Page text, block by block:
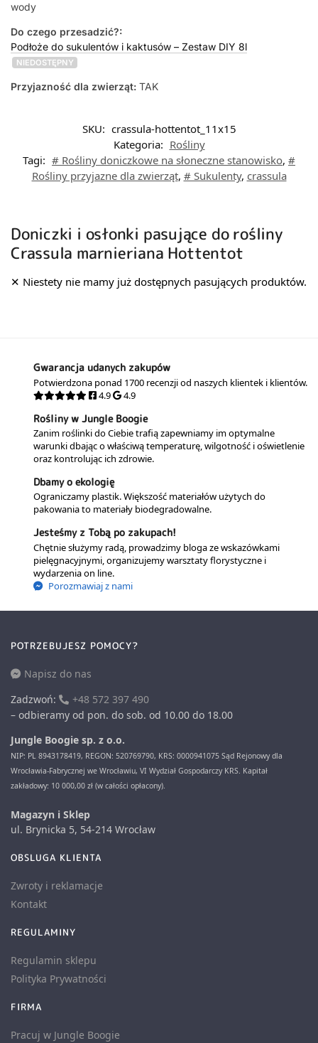
wody
Do czego przesadzić?:
Podłoże do sukulentów i kaktusów – Zestaw DIY 8l
NIEDOSTĘPNY
Przyjazność dla zwierząt: TAK
SKU: crassula-hottentot_11x15
Kategoria: Rośliny
Tagi: # Rośliny doniczkowe na słoneczne stanowisko, #
Rośliny przyjazne dla zwierząt, # Sukulenty, crassula
Doniczki i osłonki pasujące do rośliny
Crassula marnieriana Hottentot
Gwarancja udanych zakupów
Potwierdzona ponad 1700 recenzji od naszych klientek i klientów.
4.9
4.9
Rośliny w Jungle Boogie
Zanim roślinki do Ciebie trafią zapewniamy im optymalne
warunki dbając o właściwą temperaturę, wilgotność i oświetlenie
oraz kontrolując ich zdrowie.
Dbamy o ekologię
Ograniczamy plastik. Większość materiałów użytych do
pakowania to materiały biodegradowalne.
Jesteśmy z Tobą po zakupach!
Chętnie służymy radą, prowadzimy bloga ze wskazówkami
pielęgnacyjnymi, organizujemy warsztaty florystyczne i
wydarzenia on line.
Porozmawiaj z nami
POTRZEBUJESZ POMOCY?
Napisz do nas
Zadzwoń:
+48 572 397 490
– odbieramy od pon. do sob. od 10.00 do 18.00
Jungle Boogie sp. z o.o.
NIP: PL 8943178419, REGON: 520769790, KRS: 0000941075 Sąd Rejonowy dla
Wrocławia-Fabrycznej we Wrocławiu, VI Wydział Gospodarczy KRS. Kapitał
zakładowy: 10 000,00 zł (w całości opłacony).
Magazyn i Sklep
ul. Brynicka 5, 54-214 Wrocław
OBSLUGA KLIENTA
Zwroty i reklamacje
Kontakt
REGULAMINY
Regulamin sklepu
Polityka Prywatności
FIRMA
Pracuj w Jungle Boogie